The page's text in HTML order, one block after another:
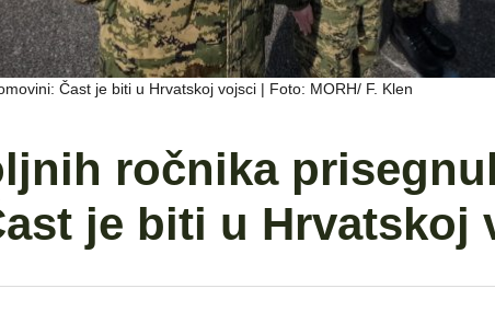
Čast je biti u Hrvatskoj vojsci | Foto: MORH/ F. Klen
ročnika
je biti u Hrvatskoj